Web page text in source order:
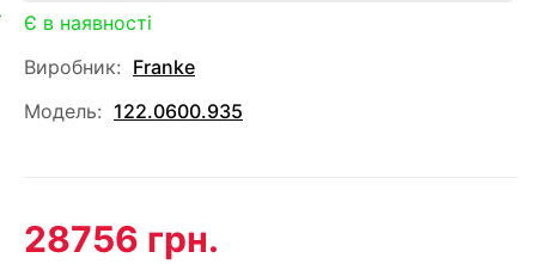
Є в наявності
Виробник: Franke
Модель: 122.0600.935
28756 грн.